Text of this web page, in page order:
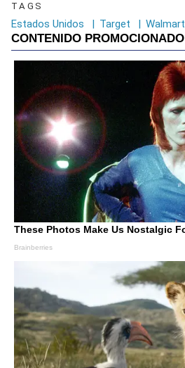
TAGS
Estados Unidos | Target | Walmart